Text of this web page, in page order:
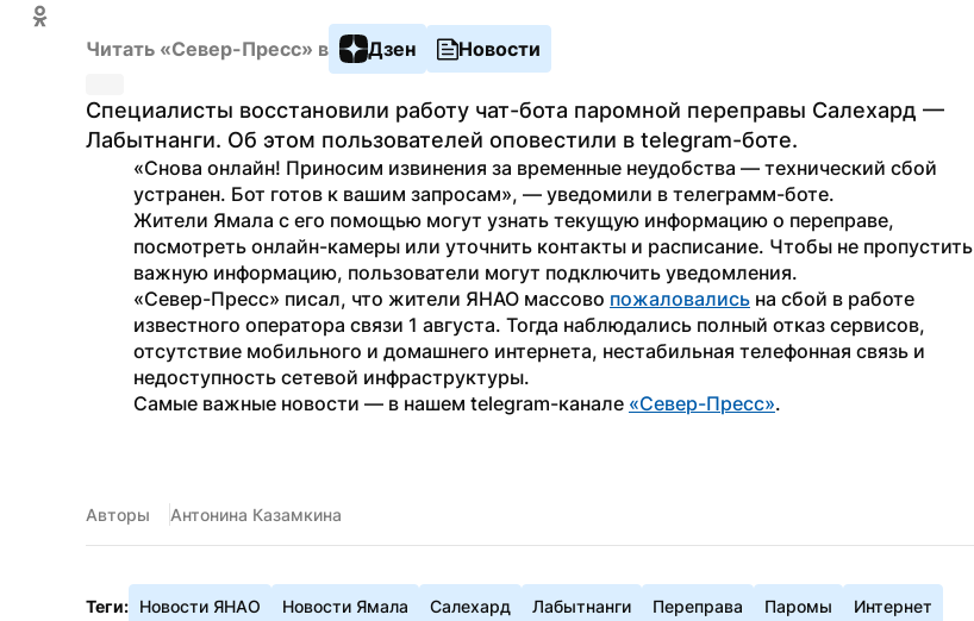
Читать «Север-Пресс» в Дзен Новости
Специалисты восстановили работу чат-бота паромной переправы Салехард —
Лабытнанги. Об этом пользователей оповестили в telegram-боте.
«Снова онлайн! Приносим извинения за временные неудобства — технический сбой
устранен. Бот готов к вашим запросам», — уведомили в телеграмм-боте.
Жители Ямала с его помощью могут узнать текущую информацию о переправе,
посмотреть онлайн-камеры или уточнить контакты и расписание. Чтобы не пропустить
важную информацию, пользователи могут подключить уведомления.
«Север-Пресс» писал, что жители ЯНАО массово пожаловались на сбой в работе
известного оператора связи 1 августа. Тогда наблюдались полный отказ сервисов,
отсутствие мобильного и домашнего интернета, нестабильная телефонная связь и
недоступность сетевой инфраструктуры.
Самые важные новости — в нашем telegram-канале «Север-Пресс».
Авторы Антонина Казамкина
Теги: Новости ЯНАО Новости Ямала Салехард Лабытнанги Переправа Паромы Интернет